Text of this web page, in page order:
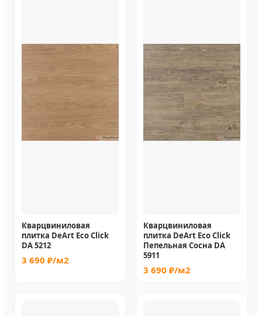
Кварцвиниловая
плитка DeArt Eco Click
DA 5212
3 690 ₽/м2
Кварцвиниловая
плитка DeArt Eco Click
Пепельная Сосна DA
5911
3 690 ₽/м2